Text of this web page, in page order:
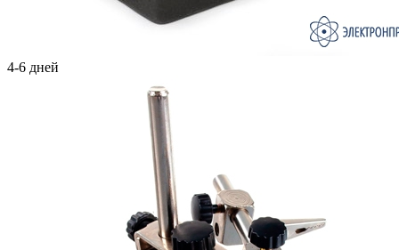
4-6 дней